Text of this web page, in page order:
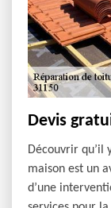
Devis
Découvrir qu’il
maison est un
d’une